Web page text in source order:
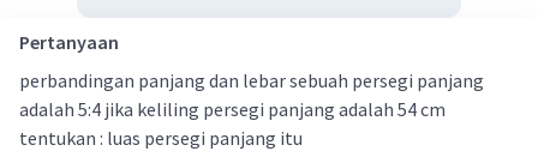
Pertanyaan
perbandingan panjang dan lebar sebuah persegi panjang
adalah 5:4 jika keliling persegi panjang adalah 54 cm
tentukan : luas persegi panjang itu